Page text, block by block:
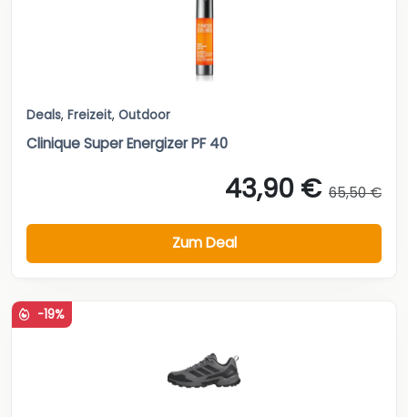
Deals, Freizeit, Outdoor
Clinique Super Energizer PF 40
43,90 € 65,50 €
Zum Deal
-19%